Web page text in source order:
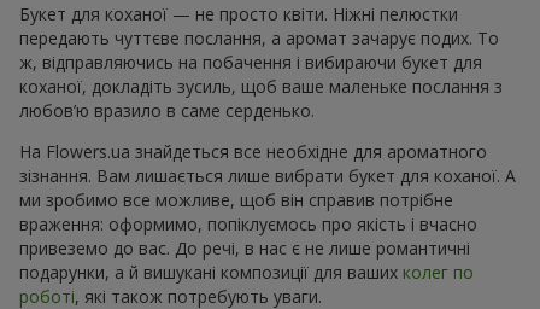
Букет для коханої — не просто квіти. Ніжні пелюстки
передають чуттєве послання, а аромат зачарує подих. То
ж, відправляючись на побачення і вибираючи букет для
коханої, докладіть зусиль, щоб ваше маленьке послання з
любов’ю вразило в саме серденько.
На Flowers.ua знайдеться все необхідне для ароматного
зізнання. Вам лишається лише вибрати букет для коханої. А
ми зробимо все можливе, щоб він справив потрібне
враження: оформимо, попіклуємось про якість і вчасно
привеземо до вас. До речі, в нас є не лише романтичні
подарунки, а й вишукані композиції для ваших колег по
роботі, які також потребують уваги.